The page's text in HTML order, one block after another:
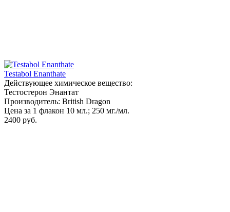
Testabol Enanthate
Действующее химическое вещество:
Тестостерон Энантат
Производитель: British Dragon
Цена за 1 флакон 10 мл.; 250 мг./мл.
2400 руб.